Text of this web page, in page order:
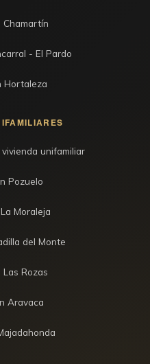
Chamartín
- El Pardo
Hortaleza
unifamiliar
Pozuelo
Moraleja
del Monte
Rozas
Aravaca